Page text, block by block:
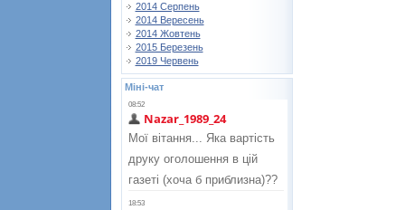
2014 Серпень
2014 Вересень
2014 Жовтень
2015 Березень
2019 Червень
Міні-чат